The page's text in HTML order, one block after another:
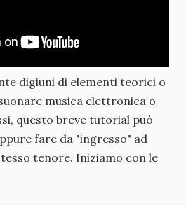
digiuni di elementi teorici o
musica elettronica o
questo breve tutorial può
fare da "ingresso" ad
tenore. Iniziamo con le